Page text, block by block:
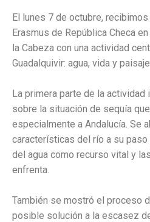
El lunes 7 de octubre,
Erasmus de República Checa
la Cabeza con una actividad
Guadalquivir: agua, vida y paisaje.
La primera parte de la actividad
sobre la situación de sequía
especialmente a Andalucía. Se
características del río a su paso
del agua como recurso vital y
enfrenta.
También se mostró el proceso
posible solución a la escasez